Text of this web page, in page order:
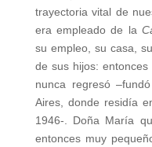
trayectoria vital de
era empleado de la
su empleo, su casa,
de sus hijos:
nunca regresó
Aires, donde residía
1946-. Doña María
entonces muy